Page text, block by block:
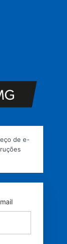
de e-